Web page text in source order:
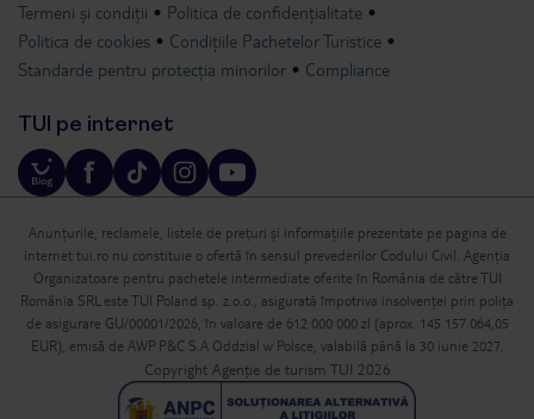
Termeni și condiții
Politica de confidențialitate
Politica de cookies
Condițiile Pachetelor Turistice
Standarde pentru protecția minorilor
Compliance
TUI pe internet
Anunțurile, reclamele, listele de prețuri și informațiile prezentate pe pagina de
internet tui.ro nu constituie o ofertă în sensul prevederilor Codului Civil. Agenția
Organizatoare pentru pachetele intermediate oferite în România de către TUI
România SRL este TUI Poland sp. z.o.o., asigurată împotriva insolvenței prin polița
de asigurare GU/00001/2026, în valoare de 612 000 000 zl (aprox. 145.157.064,05
EUR), emisă de AWP P&C S.A Oddzial w Polsce, valabilă până la 30 iunie 2027.
Copyright Agenție de turism TUI 2026